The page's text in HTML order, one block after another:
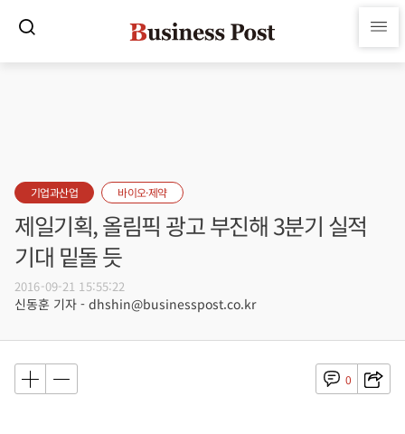
기업과산업 바이오·제약
제일기획, 올림픽 광고 부진해 3분기 실적
기대 밑돌 듯
2016-09-21 15:55:22
신동훈 기자 - dhshin@businesspost.co.kr
0